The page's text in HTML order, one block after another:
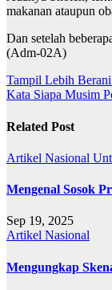
makanan ataupun
Dan setelah
(Adm-02A)
Navigasi
pos
Tampil Lebih
Kata Siapa Musim
Related Post
Artikel Nasional
Mengenal Sosok
Sep 19, 2025
Artikel Nasional
Mengungkap